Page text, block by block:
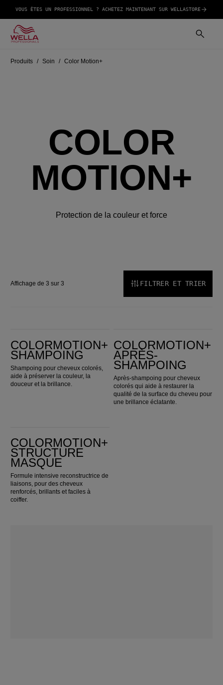
VOUS ÊTES UN PROFESSIONNEL ? ACHETEZ MAINTENANT SUR WELLASTORE
Produits Soin Color Motion+
COLOR
MOTION+
Protection de la couleur et force
Affichage de 3 sur 3 FILTRER ET TRIER
COLORMOTION+
SHAMPOING
Shampoing pour cheveux colorés,
aide à préserver la couleur, la
douceur et la brillance.
COLORMOTION+
APRÈS-
SHAMPOING
Après-shampoing pour cheveux
colorés qui aide à restaurer la
qualité de la surface du cheveu pour
une brillance éclatante.
COLORMOTION+
STRUCTURE
MASQUE
Formule intensive reconstructrice de
liaisons, pour des cheveux
renforcés, brillants et faciles à
coiffer.